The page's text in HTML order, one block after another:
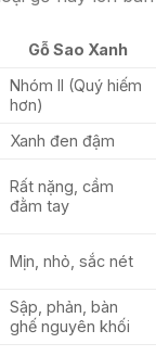
Gỗ Sao Xanh
Nhóm II (Quý hiếm
hơn)
Xanh đen đậm
Rất nặng, cầm
đằm tay
Mịn, nhỏ, sắc nét
Sập, phản, bàn
ghế nguyên khối